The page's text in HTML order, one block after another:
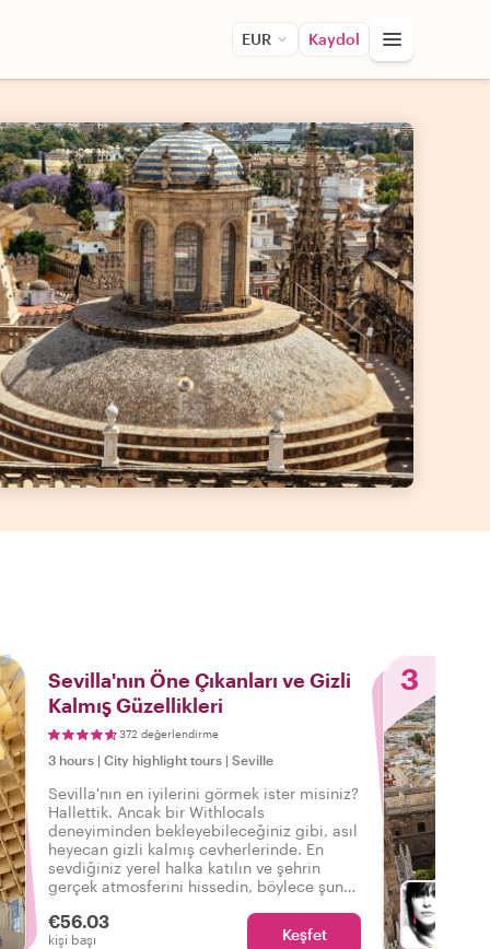
EUR Kaydol
Sevilla'nın Öne Çıkanları ve Gizli
Kalmış Güzellikleri
372 değerlendirme
3 hours | City highlight tours | Seville
Sevilla'nın en iyilerini görmek ister misiniz?
Hallettik. Ancak bir Withlocals
deneyiminden bekleyebileceğiniz gibi, asıl
heyecan gizli kalmış cevherlerinde. En
sevdiğiniz yerel halka katılın ve şehrin
gerçek atmosferini hissedin, böylece şunu
deneyimledim!
€56.03
kişi başı Keşfet
3